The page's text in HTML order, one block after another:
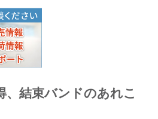
、結束バンドのあれこ